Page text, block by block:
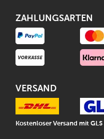
ZAHLUNGSARTEN
VERSAND
Kostenloser Versand mit